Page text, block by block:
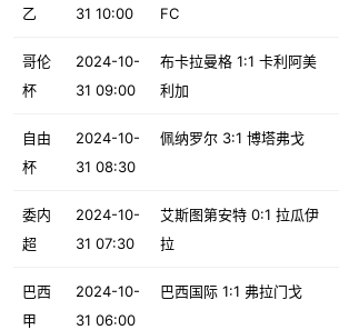
乙
31 10:00
FC
哥伦
杯
2024-10-
31 09:00
布卡拉曼格 1:1 卡利阿美
利加
自由
杯
2024-10-
31 08:30
佩纳罗尔 3:1 博塔弗戈
委内
超
2024-10-
31 07:30
艾斯图第安特 0:1 拉瓜伊
拉
巴西
甲
2024-10-
31 06:00
巴西国际 1:1 弗拉门戈